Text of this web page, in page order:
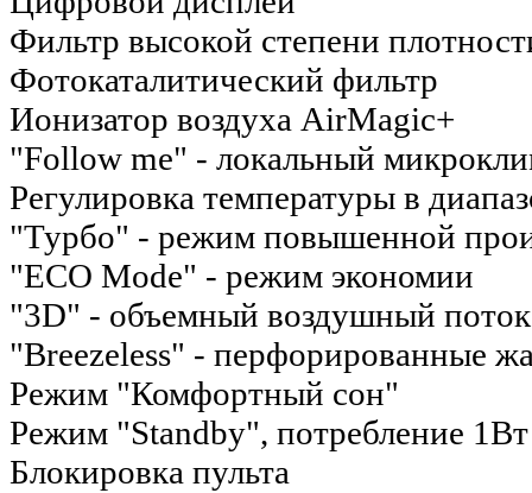
Фильтр высокой степени
Фотокаталитический фильтр
Ионизатор воздуха AirMagic+
"Follow me" - локальный
Регулировка температуры в
"Турбо" - режим повышенной
"ECO Mode" - режим экономии
"3D" - объемный воздушный поток
"Breezeless" - перфорированные
Режим "Комфортный сон"
Режим "Standby", потребление 1Вт
Блокировка пульта